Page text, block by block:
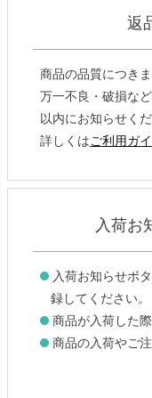
返
商品の品質につき
万一不良・破損な
以内にお知らせく
詳しくはご利用ガ
入荷お
入荷お知らせボ
録してください。
商品が入荷した
商品の入荷やご